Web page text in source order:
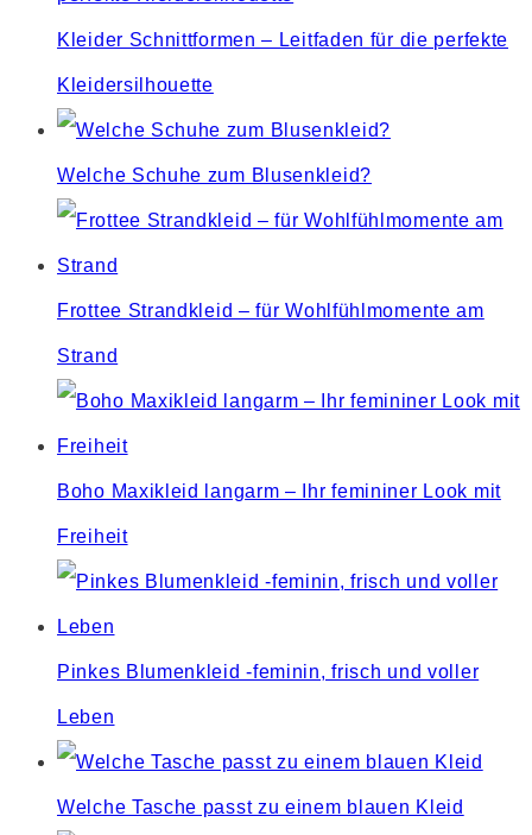
Kleider Schnittformen – Leitfaden für die perfekte
Kleidersilhouette
Welche Schuhe zum Blusenkleid?
Frottee Strandkleid – für Wohlfühlmomente am
Strand
Boho Maxikleid langarm – Ihr femininer Look mit
Freiheit
Pinkes Blumenkleid -feminin, frisch und voller
Leben
Welche Tasche passt zu einem blauen Kleid